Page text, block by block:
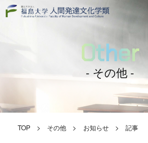
Other
- その他 -
TOP> その他 > お知らせ> 記事